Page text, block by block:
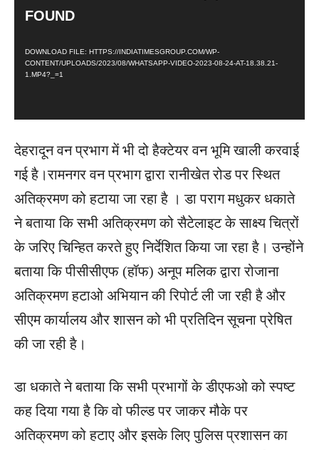
R
FOUND
DOWNLOAD FILE: HTTPS://INDIATIMESGROUP.COM/WP-
CONTENT/UPLOADS/2023/08/WHATSAPP-VIDEO-2023-08-24-AT-18.38.21-
1.MP4?_=1
देहरादून वन प्रभाग में भी दो हैक्टेयर वन भूमि खाली करवाई
गई है।रामनगर वन प्रभाग द्वारा रानीखेत रोड पर स्थित
अतिक्रमण को हटाया जा रहा है । डा पराग मधुकर धकाते
ने बताया कि सभी अतिक्रमण को सैटेलाइट के साक्ष्य चित्रों
के जरिए चिन्हित करते हुए निर्देशित किया जा रहा है। उन्होंने
बताया कि पीसीसीएफ (हॉफ) अनूप मलिक द्वारा रोजाना
अतिक्रमण हटाओ अभियान की रिपोर्ट ली जा रही है और
सीएम कार्यालय और शासन को भी प्रतिदिन सूचना प्रेषित
की जा रही है।
डा धकाते ने बताया कि सभी प्रभागों के डीएफओ को स्पष्ट
कह दिया गया है कि वो फील्ड पर जाकर मौके पर
अतिक्रमण को हटाए और इसके लिए पुलिस प्रशासन का